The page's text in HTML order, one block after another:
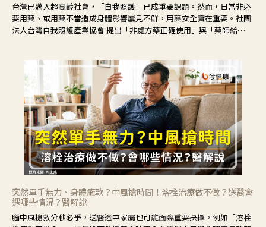
台灣已邁入超高齡社會，「自我照護」已成重要課題。然而，日常非必
要用藥、或用藥不當造成身體影響屢見不鮮，用藥安全實在重要。社團
法人台灣自我照護產業協會 提出「非處方藥正確使用」與「藥師給
突然單手無力、身體癱軟？中風搶時間！溶栓治療做不做？送醫會
遇哪些情況？醫解說
腦中風搶救分秒必爭，送醫途中家屬也可能面臨重要抉擇，例如「溶栓